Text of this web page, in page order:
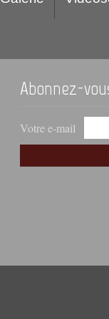
Abonnez-
Votre e-mail